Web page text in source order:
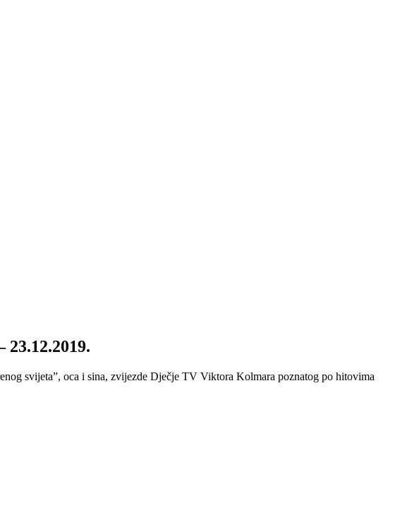
svijeta”, oca i sina, zvijezde Dječje TV Viktora Kolmara poznatog po hitovima